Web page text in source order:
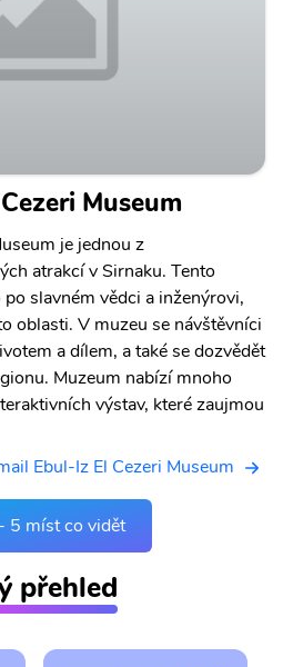
Museum
je jednou z
atrakcí v Sirnaku. Tento
slavném vědci a inženýrovi,
oblasti. V muzeu se návštěvníci
a dílem, a také se dozvědět
Muzeum nabízí mnoho
výstav, které zaujmou
Ebul-Iz El Cezeri Museum
5 míst co vidět
přehled